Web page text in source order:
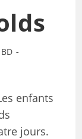
enfants
jours.